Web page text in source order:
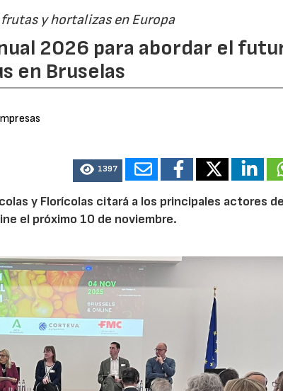
y hortalizas en Europa
2026 para abordar el
en Bruselas
1397
y Florícolas citará a los principales actores
el próximo 10 de noviembre.